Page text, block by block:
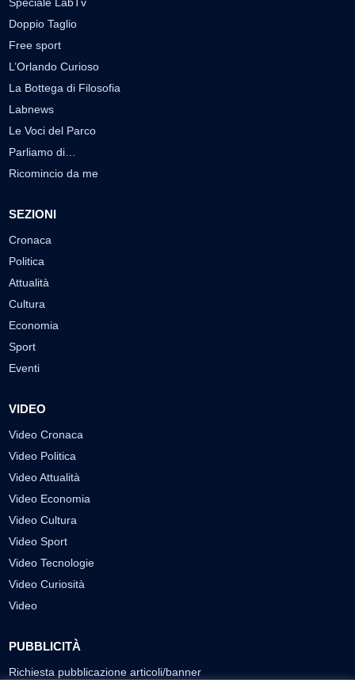
Doppio Taglio
Free sport
L’Orlando Curioso
La Bottega di Filosofia
Labnews
Le Voci del Parco
Parliamo di…
Ricomincio da me
SEZIONI
Cronaca
Politica
Attualità
Cultura
Economia
Sport
Eventi
VIDEO
Video Cronaca
Video Politica
Video Attualità
Video Economia
Video Cultura
Video Sport
Video Tecnologie
Video Curiosità
Video
PUBBLICITÀ
Richiesta pubblicazione articoli/banner